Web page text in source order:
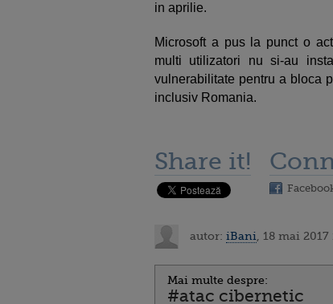
in aprilie.
Microsoft a pus la punct o
multi utilizatori nu si-au
vulnerabilitate pentru a bloca
inclusiv Romania.
Share it!
autor: iBani , 18 mai 2017
Mai multe despre:
#atac cibernetic